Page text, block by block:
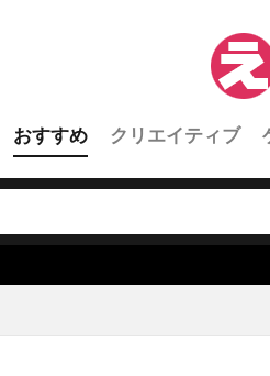
おすすめ クリエイティブ